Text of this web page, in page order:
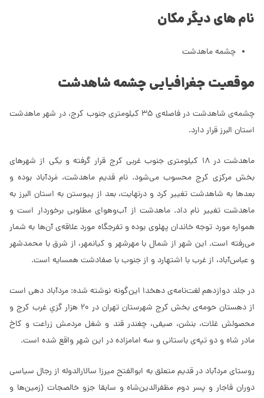
نام های دیگر مکان
چشمه ماهدشت
موقعیت جغرافیایی چشمه شاهدشت
چشمه‌ی شاهدشت در فاصله­‌ی 35 کیلومتری جنوب کرج، در شهر ماهدشت
استان البرز قرار دارد.
ماهدشت در 18 کیلومتری جنوب غربی کرج قرار گرفته و یکی از شهرهای
بخش مرکزی کرج محسوب می‌شود. نام قدیم ماهدشت، مَردآباد بوده و
بعدها به شاهدشت تغییر کرد و درنهایت، بعد از پیوستن به استان البرز به
ماهدشت تغییر نام داد. ماهدشت از آب‌وهوای مطلوبی برخوردار است و
همواره مورد توجه خاندان پهلوی بوده و تفرجگاه مورد علاقه‌ی آن‌ها به شمار
می‌رفته است. این شهر از شمال با مهرشهر و کیانمهر، از شرق با محمدشهر
و عباس‌آباد، از غرب با اشتهارد و از جنوب با صفادشت همسایه است.
در جلد دوازدهم لغت‌نامه‌ی دهخدا این‌گونه نوشته شده: مردآباد دهی است
از دهستان حومه‌ی بخش کرج شهرستان تهران در 20 هزار گزیِ غرب کرج و
محصولش غلات، بنشن، صیفی، چغندر قند و شغل مردمش زراعت و کاخ
مادر شاه و دو تپه‌ی باستانی و سه امامزاده در این شهر واقع شده است.
روستای مردآباد در قدیم متعلق به ابوالفتح میرزا سالارالدوله از رجال سیاسی
دوران قاجار و پسر دوم مظفرالدین‌شاه و سابقا جزو خالصجات (زمین‌ها و